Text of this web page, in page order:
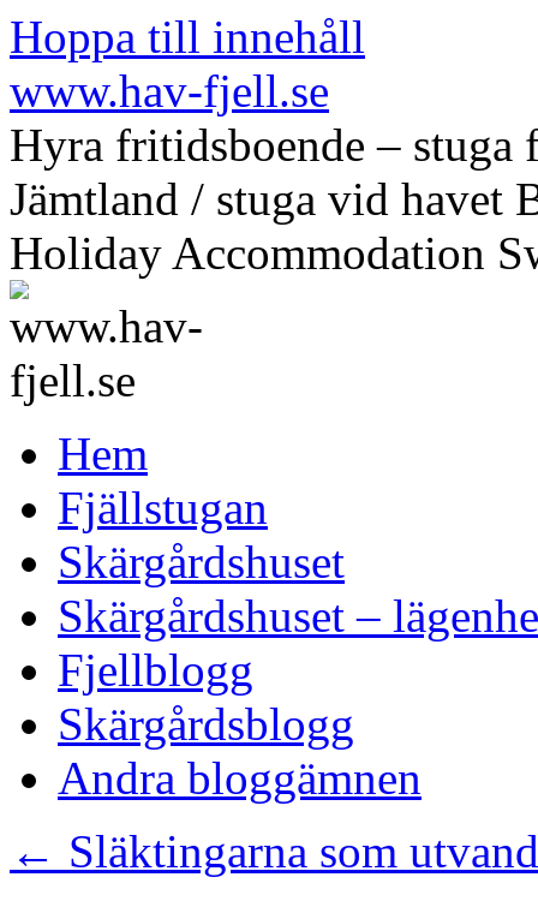
Hoppa till innehåll
www.hav-fjell.se
Hyra fritidsboende – stuga
Jämtland / stuga vid havet
Holiday Accommodation
Hem
Fjällstugan
Skärgårdshuset
Skärgårdshuset –
Fjellblogg
Skärgårdsblogg
Andra bloggämnen
← Släktingarna som